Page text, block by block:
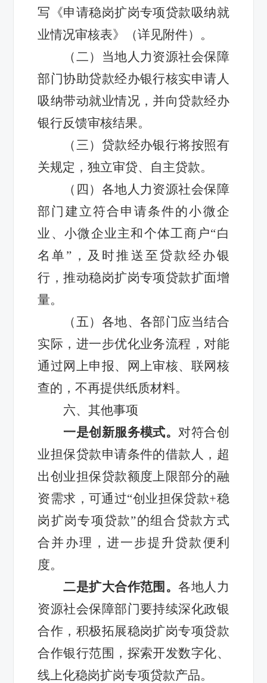
写《申请稳岗扩岗专项贷款吸纳就
业情况审核表》（详见附件）。
（二）当地人力资源社会保障
部门协助贷款经办银行核实申请人
吸纳带动就业情况，并向贷款经办
银行反馈审核结果。
（三）贷款经办银行将按照有
关规定，独立审贷、自主贷款。
（四）各地人力资源社会保障
部门建立符合申请条件的小微企
业、小微企业主和个体工商户“白
名单”，及时推送至贷款经办银
行，推动稳岗扩岗专项贷款扩面增
量。
（五）各地、各部门应当结合
实际，进一步优化业务流程，对能
通过网上申报、网上审核、联网核
查的，不再提供纸质材料。
六、其他事项
一是创新服务模式。对符合创
业担保贷款申请条件的借款人，超
出创业担保贷款额度上限部分的融
资需求，可通过“创业担保贷款+稳
岗扩岗专项贷款”的组合贷款方式
合并办理，进一步提升贷款便利
度。
二是扩大合作范围。各地人力
资源社会保障部门要持续深化政银
合作，积极拓展稳岗扩岗专项贷款
合作银行范围，探索开发数字化、
线上化稳岗扩岗专项贷款产品。